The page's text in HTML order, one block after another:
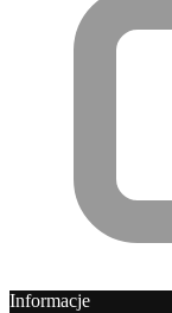
Informacje